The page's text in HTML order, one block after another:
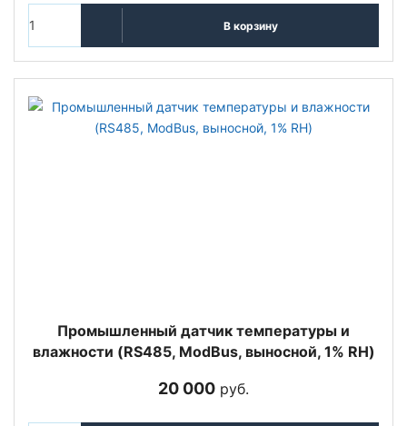
В корзину
Промышленный датчик температуры и
влажности (RS485, ModBus, выносной, 1% RH)
20 000 руб.